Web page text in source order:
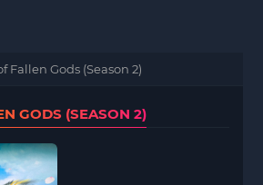
Fallen Gods (Season 2)
GODS (SEASON 2)